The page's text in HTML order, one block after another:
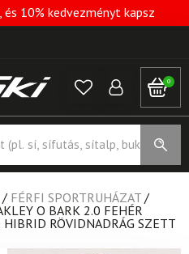
10% kedvezményt kapsz
0
/ FÉRFI SPORTRUHÁZAT /
O BARK 2.0 FEHÉR
HIBRID RÖVIDNADRÁG SZETT